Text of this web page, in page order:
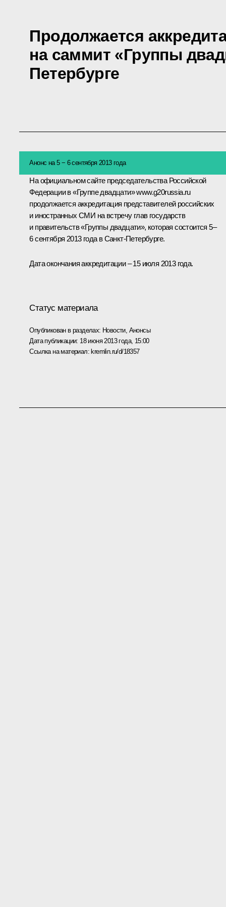
Продолжается
на саммит «Группы
Петербурге
Анонс на 5 − 6 сентября 2013 года
На официальном сайте председательства Российской
Федерации в «Группе двадцати»www.g20russia.ru
продолжается аккредитация представителей российских
и иностранных СМИ на встречу глав государств
и правительств«Группы двадцати», которая состоится 5–
6 сентября 2013 года в Санкт-Петербурге.
Дата окончания аккредитации – 15 июля 2013 года.
Статус материала
Опубликован в разделах: Новости, Анонсы
Дата публикации: 18 июня 2013 года, 15:00
Ссылка на материал:kremlin.ru/d/18357